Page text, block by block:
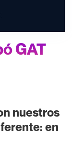
GAT
nuestros
en